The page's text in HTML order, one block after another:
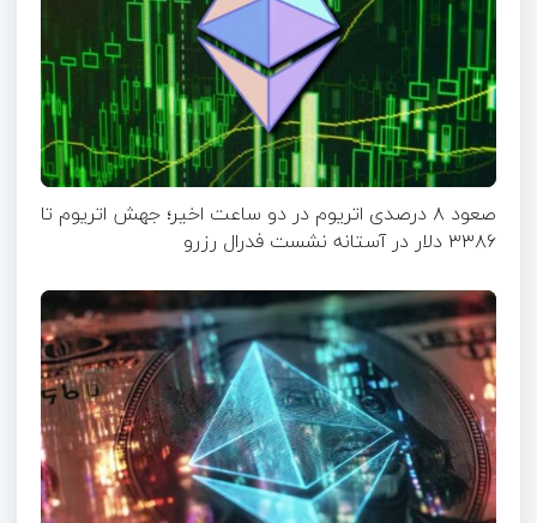
صعود ۸ درصدی اتریوم در دو ساعت اخیر؛ جهش اتریوم تا
۳۳۸۶ دلار در آستانه نشست فدرال رزرو